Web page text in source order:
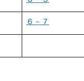
６－７